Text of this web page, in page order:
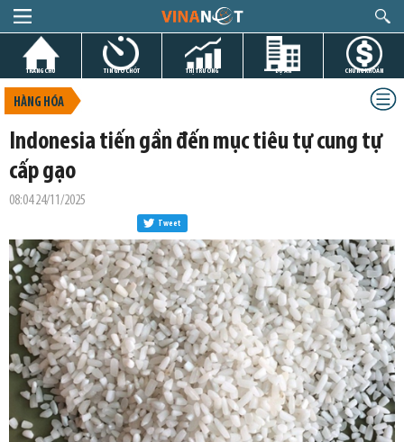
TRANG CHỦ TIN GIỜ CHÓT THỊ TRƯỜNG DỰ ÁN CHỨNG KHOÁN
HÀNG HÓA
Indonesia tiến gần đến mục tiêu tự cung tự
cấp gạo
08:04 24/11/2025
Tweet